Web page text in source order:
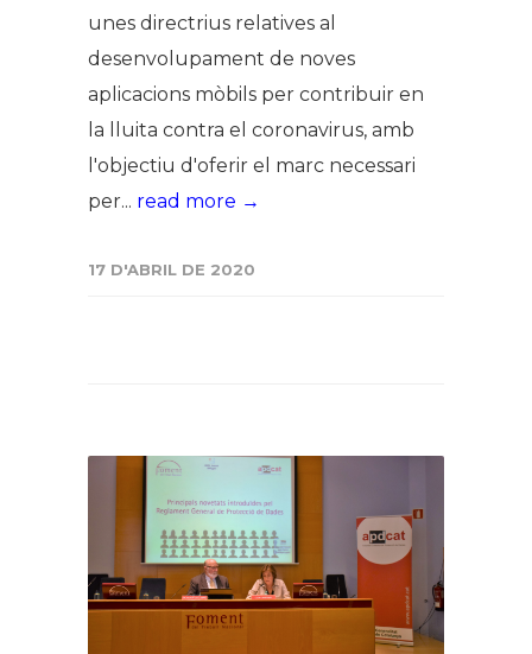
unes directrius relatives al
desenvolupament de noves
aplicacions mòbils per contribuir en
la lluita contra el coronavirus, amb
l'objectiu d'oferir el marc necessari
per... read more →
17 D'ABRIL DE 2020